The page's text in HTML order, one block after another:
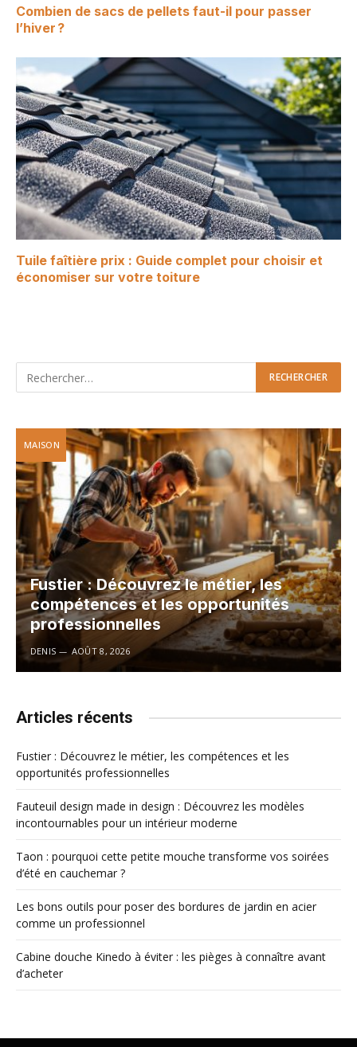
Combien de sacs de pellets faut-il pour passer
l’hiver ?
Tuile faîtière prix : Guide complet pour choisir et
économiser sur votre toiture
MAISON
Fustier : Découvrez le métier, les
compétences et les opportunités
professionnelles
DENIS AOÛT 8, 2026
Articles récents
Fustier : Découvrez le métier, les compétences et les
opportunités professionnelles
Fauteuil design made in design : Découvrez les modèles
incontournables pour un intérieur moderne
Taon : pourquoi cette petite mouche transforme vos soirées
d’été en cauchemar ?
Les bons outils pour poser des bordures de jardin en acier
comme un professionnel
Cabine douche Kinedo à éviter : les pièges à connaître avant
d’acheter